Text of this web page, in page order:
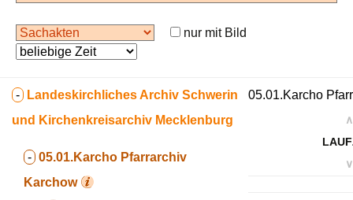
nur mit Bild
- Landeskirchliches Archiv Schwerin
und Kirchenkreisarchiv Mecklenburg
- 05.01.Karcho Pfarrarchiv
Karchow
05.01.Karcho
∧
∨